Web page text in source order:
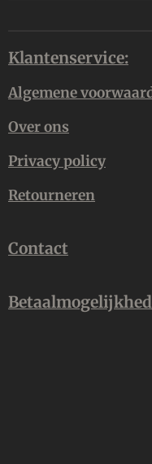
Klantenservice:
Algemene
Over ons
Privacy policy
Retourneren
Contact